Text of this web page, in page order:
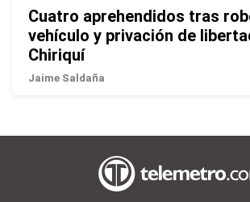
Cuatro aprehendidos tras
vehículo y privación de
Chiriquí
Jaime Saldaña